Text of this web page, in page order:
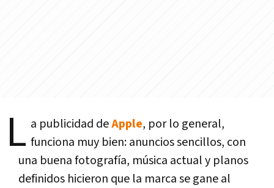
L a publicidad deApple, por lo general,
funciona muy bien: anuncios sencillos, con
una buena fotografí­a, música actual y planos
definidos hicieron que la marca se gane al